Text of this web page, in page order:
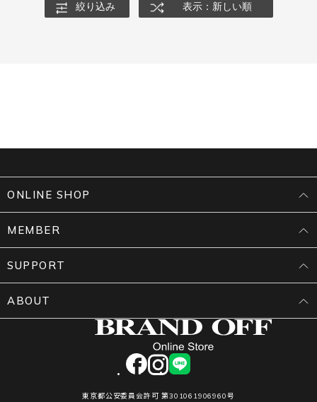
絞り込み 表示：新しい順
facebookinstagram
LINE
東京都公安委員会許可 第301061906960号
ONLINE SHOP
MEMBER
SUPPORT
ABOUT